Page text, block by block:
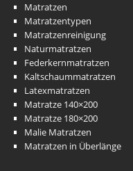
Matratzen
Matratzentypen
Matratzenreinigung
Naturmatratzen
Federkernmatratzen
Kaltschaummatratzen
Latexmatratzen
Matratze 140×200
Matratze 180×200
Malie Matratzen
Matratzen in Überlänge